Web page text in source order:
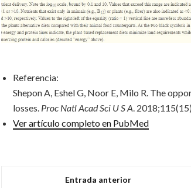
Referencia:
Shepon A, Eshel G, Noor E, Milo R. The
losses. Proc Natl Acad Sci U S A.
Ver artículo completo en PubMed
Entrada anterior